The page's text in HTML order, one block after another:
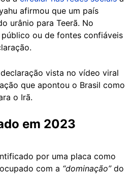
afirmou que um país
urânio para Teerã. No
ou de fontes confiáveis
vista no vídeo viral
que apontou o Brasil como
o Irã.
em 2023
por uma placa como
com a “dominação” do